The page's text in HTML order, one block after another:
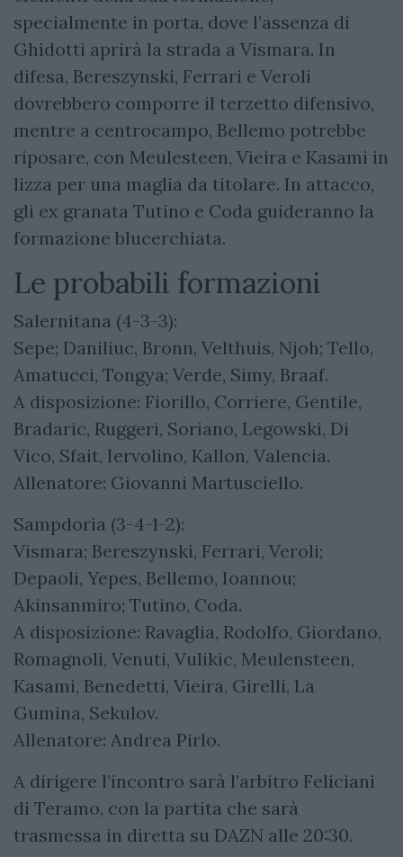
specialmente in porta, dove l’assenza di
Ghidotti aprirà la strada a Vismara. In
difesa, Bereszynski, Ferrari e Veroli
dovrebbero comporre il terzetto difensivo,
mentre a centrocampo, Bellemo potrebbe
riposare, con Meulesteen, Vieira e Kasami in
lizza per una maglia da titolare. In attacco,
gli ex granata Tutino e Coda guideranno la
formazione blucerchiata.
Le probabili formazioni
Salernitana (4-3-3):
Sepe; Daniliuc, Bronn, Velthuis, Njoh; Tello,
Amatucci, Tongya; Verde, Simy, Braaf.
A disposizione: Fiorillo, Corriere, Gentile,
Bradaric, Ruggeri, Soriano, Legowski, Di
Vico, Sfait, Iervolino, Kallon, Valencia.
Allenatore: Giovanni Martusciello.
Sampdoria (3-4-1-2):
Vismara; Bereszynski, Ferrari, Veroli;
Depaoli, Yepes, Bellemo, Ioannou;
Akinsanmiro; Tutino, Coda.
A disposizione: Ravaglia, Rodolfo, Giordano,
Romagnoli, Venuti, Vulikic, Meulensteen,
Kasami, Benedetti, Vieira, Girelli, La
Gumina, Sekulov.
Allenatore: Andrea Pirlo.
A dirigere l’incontro sarà l’arbitro Feliciani
di Teramo, con la partita che sarà
trasmessa in diretta su DAZN alle 20:30.